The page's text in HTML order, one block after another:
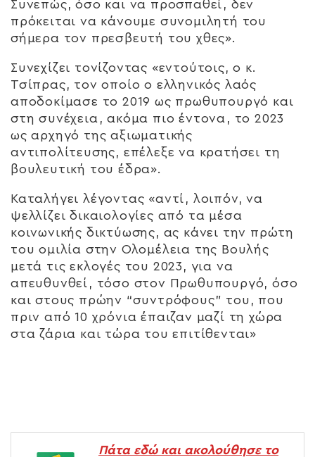
Συνεπώς, όσο και να προσπαθεί, δεν
πρόκειται να κάνουμε συνομιλητή του
σήμερα τον πρεσβευτή του χθες».
Συνεχίζει τονίζοντας «εντούτοις, ο κ.
Τσίπρας, τον οποίο ο ελληνικός λαός
αποδοκίμασε το 2019 ως πρωθυπουργό και
στη συνέχεια, ακόμα πιο έντονα, το 2023
ως αρχηγό της αξιωματικής
αντιπολίτευσης, επέλεξε να κρατήσει τη
βουλευτική του έδρα».
Καταλήγει λέγοντας «αντί, λοιπόν, να
ψελλίζει δικαιολογίες από τα μέσα
κοινωνικής δικτύωσης, ας κάνει την πρώτη
του ομιλία στην Ολομέλεια της Βουλής
μετά τις εκλογές του 2023, για να
απευθυνθεί, τόσο στον Πρωθυπουργό, όσο
και στους πρώην “συντρόφους” του, που
πριν από 10 χρόνια έπαιζαν μαζί τη χώρα
στα ζάρια και τώρα του επιτίθενται»
Πάτα εδώ και ακολούθησε το